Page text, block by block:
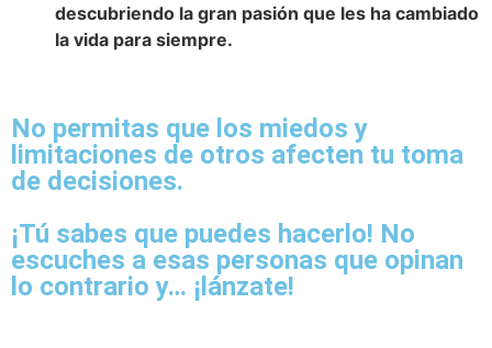
descubriendo la gran pasión que les ha cambiado
la vida para siempre.
No permitas que los miedos y
limitaciones de otros afecten tu toma
de decisiones.
¡Tú sabes que puedes hacerlo! No
escuches a esas personas que opinan
lo contrario y… ¡lánzate!